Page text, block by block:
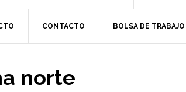
CONTACTO BOLSA DE TRABAJO
norte